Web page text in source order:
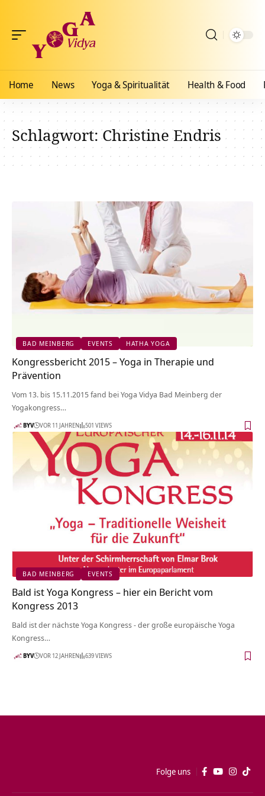
Home News Yoga & Spiritualität Health & Food
Schlagwort:Christine Endris
BAD MEINBERG EVENTS HATHA YOGA
Kongressbericht 2015 – Yoga in Therapie und
Prävention
Vom 13. bis 15.11.2015 fand bei Yoga Vidya Bad Meinberg der
Yogakongress…
BYV VOR 11 JAHREN 501 VIEWS
BAD MEINBERG EVENTS
Bald ist Yoga Kongress – hier ein Bericht vom
Kongress 2013
Bald ist der nächste Yoga Kongress - der große europäische Yoga
Kongress…
BYV VOR 12 JAHREN 639 VIEWS
Folge uns